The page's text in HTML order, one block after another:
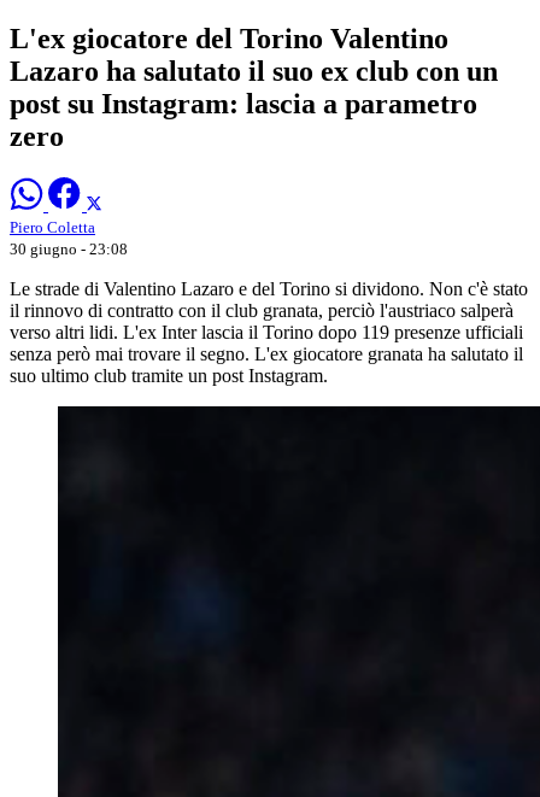
L'ex giocatore del Torino Valentino
Lazaro ha salutato il suo ex club con un
post su Instagram: lascia a parametro
zero
Piero Coletta
30 giugno - 23:08
Le strade di Valentino Lazaro e del Torino si dividono. Non c'è stato
il rinnovo di contratto con il club granata, perciò l'austriaco salperà
verso altri lidi. L'ex Inter lascia il Torino dopo 119 presenze ufficiali
senza però mai trovare il segno. L'ex giocatore granata ha salutato il
suo ultimo club tramite un post Instagram.